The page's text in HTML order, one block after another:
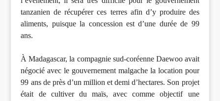
tanzanien de récupérer ces terres afin d’y produire des
aliments, puisque la concession est d’une durée de 99
ans.
À Madagascar, la compagnie sud-coréenne Daewoo avait
négocié avec le gouvernement malgache la location pour
99 ans de près d’un million et demi d’hectares. Son projet
était de cultiver du maïs, avec comme objectif une